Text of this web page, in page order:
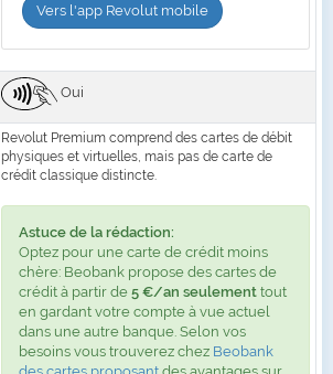
Vers l'app Revolut mobile
Oui
Revolut Premium comprend des cartes de débit
physiques et virtuelles, mais pas de carte de
crédit classique distincte.
Astuce de la rédaction:
Optez pour une carte de crédit moins
chère: Beobank propose des cartes de
crédit à partir de 5 €/an seulement tout
en gardant votre compte à vue actuel
dans une autre banque. Selon vos
besoins vous trouverez chez Beobank